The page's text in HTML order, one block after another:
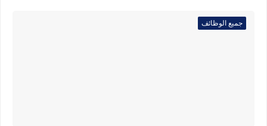
جميع الوظائف